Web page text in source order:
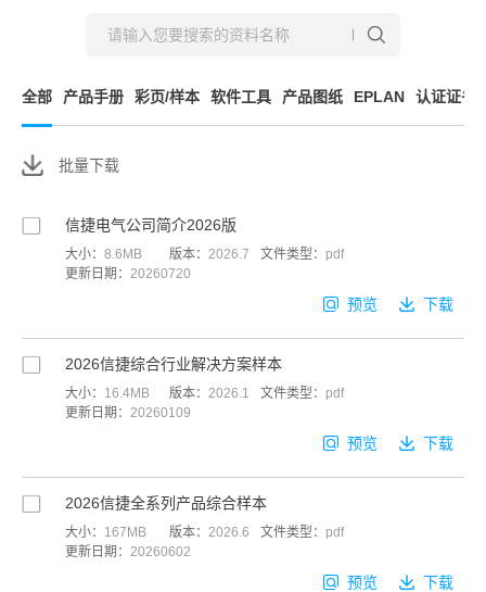
全部 产品手册 彩页/样本 软件工具 产品图纸 EPLAN 认证证书
批量下载
预览 下载
信捷电气公司简介2026版
大小： 8.6MB 版本： 2026.7 文件类型： pdf
更新日期： 20260720
预览 下载
2026信捷综合行业解决方案样本
大小： 16.4MB 版本： 2026.1 文件类型： pdf
更新日期： 20260109
预览 下载
2026信捷全系列产品综合样本
大小： 167MB 版本： 2026.6 文件类型： pdf
更新日期： 20260602